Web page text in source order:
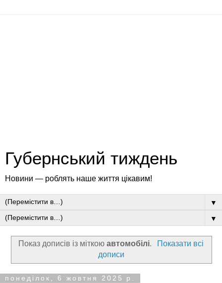
Губернський тиждень
Новини — роблять наше життя цікавим!
▼
▼
Показ дописів із міткоюавтомобілі.
Показати всі
дописи
понеділок, 6 жовтня 2025 р.